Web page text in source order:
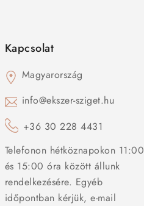
Kapcsolat
Magyarország
info@ekszer-sziget.hu
+36 30 228 4431
Telefonon hétköznapokon 11:00
és 15:00 óra között állunk
rendelkezésére. Egyéb
időpontban kérjük, e-mail